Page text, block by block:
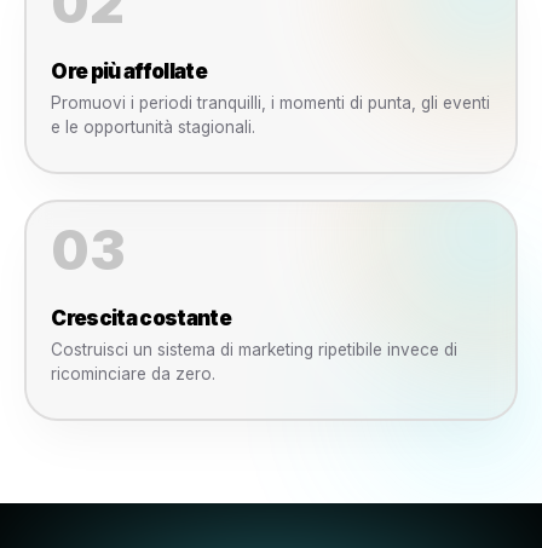
Basati sui
Controlla chi può creare,
approvare, pubblicare e
gestire le campagne.
Collaborazione
del Team
Lavora con manager,